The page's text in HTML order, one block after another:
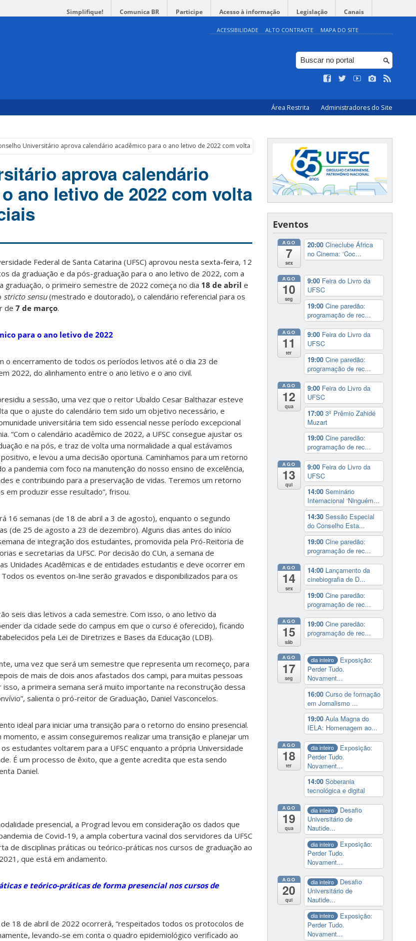
Simplifique! Comunica BR Participe Acesso à informação Legislação Canais
ACESSIBILIDADE ALTO CONTRASTE MAPA DO SITE
Área Restrita Administradores do Site
Universitário aprova calendário acadêmico para o ano letivo de 2022 com volta às aulas presenciais
aprova calendário
ano letivo de 2022 com volta
Federal de Santa Catarina (UFSC) aprovou nesta sexta-feira, 12
da graduação e da pós-graduação para o ano letivo de 2022, com a
graduação, o primeiro semestre de 2022 começa no dia 18 de abril e
stricto sensu(mestrado e doutorado), o calendário referencial para os
de 7 de março.
para o ano letivo de 2022
o encerramento de todos os períodos letivos até o dia 23 de
2022, do alinhamento entre o ano letivo e o ano civil.
a sessão, uma vez que o reitor Ubaldo Cesar Balthazar esteve
que o ajuste do calendário tem sido um objetivo necessário, e
universitária tem sido essencial nesse período excepcional
“Com o calendário acadêmico de 2022, a UFSC consegue ajustar os
e na pós, e traz de volta uma normalidade a qual estávamos
e levou a uma decisão oportuna. Caminhamos para um retorno
a pandemia com foco na manutenção do nosso ensino de excelência,
e contribuindo para a preservação de vidas. Teremos um retorno
em produzir esse resultado”, frisou.
16 semanas (de 18 de abril a 3 de agosto), enquanto o segundo
(de 25 de agosto a 23 de dezembro). Alguns dias antes do início
de integração dos estudantes, promovida pela Pró-Reitoria de
e secretarias da UFSC. Por decisão do CUn, a semana de
Unidades Acadêmicas e de entidades estudantis e deve ocorrer em
os eventos on-line serão gravados e disponibilizados para os
seis dias letivos a cada semestre. Com isso, o ano letivo da
da cidade sede do campus em que o curso é oferecido), ficando
pela Lei de Diretrizes e Bases da Educação (LDB).
uma vez que será um semestre que representa um recomeço, para
de mais de dois anos afastados dos campi, para muitas pessoas
isso, a primeira semana será muito importante na reconstrução dessa
salienta o pró-reitor de Graduação, Daniel Vasconcelos.
ideal para iniciar uma transição para o retorno do ensino presencial.
e assim conseguiremos realizar uma transição e planejar um
estudantes voltarem para a UFSC enquanto a própria Universidade
É um processo de êxito, que a gente acredita que esta sendo
Daniel.
presencial, a Prograd levou em consideração os dados que
de Covid-19, a ampla cobertura vacinal dos servidores da UFSC
de disciplinas práticas ou teórico-práticas nos cursos de graduação ao
que está em andamento.
e teórico-práticas de forma presencial nos cursos de
18 de abril de 2022 ocorrerá, “respeitados todos os protocolos de
levando-se em conta o quadro epidemiológico verificado ao
Eventos
AGO
7
sex
20:00 Cineclube África
no Cinema: ‘Coc...
AGO
10
seg
9:00 Feira do Livro da
UFSC
19:00 Cine paredão:
programação de rec...
AGO
11
ter
9:00 Feira do Livro da
UFSC
19:00 Cine paredão:
programação de rec...
AGO
12
qua
9:00 Feira do Livro da
UFSC
17:00 3º Prêmio Zahidé
Muzart
19:00 Cine paredão:
programação de rec...
AGO
13
qui
9:00 Feira do Livro da
UFSC
14:00 Seminário
Internacional ‘Ninguém...
14:30 Sessão Especial
do Conselho Esta...
19:00 Cine paredão:
programação de rec...
AGO
14
sex
14:00 Lançamento da
cinebiografia de D...
19:00 Cine paredão:
programação de rec...
AGO
15
sáb
19:00 Cine paredão:
programação de rec...
AGO
17
seg
dia inteiro
Exposição:
Perder Tudo.
Novament...
16:00 Curso de formação
em Jornalismo ...
19:00 Aula Magna do
IELA: Homenagem ao...
AGO
18
ter
dia inteiro
Exposição:
Perder Tudo.
Novament...
14:00 Soberania
tecnológica e digital
AGO
19
qua
dia inteiro
Desafio
Universitário de
Nautide...
dia inteiro
Exposição:
Perder Tudo.
Novament...
AGO
20
qui
dia inteiro
Desafio
Universitário de
Nautide...
dia inteiro
Exposição:
Perder Tudo.
Novament...